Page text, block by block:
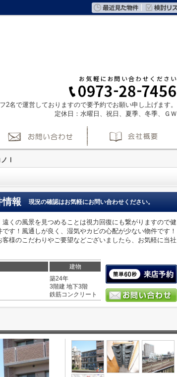
で運営しておりますので要予約でお願い申し上げます。
定休日：水曜日、祝日、夏季、冬季、ＧＷ
Ⅰ
情報 現況の確認はお気軽にお問い合わせください。
くの風景を見つめることは視力回復にも繋がりますので健
す！風通しが良く、湿気やカビの心配が少ない物件です！
様のこだわりやご要望などございましたら、お気軽に当社
建物
築24年
3階建 地下3階
鉄筋コンクリート